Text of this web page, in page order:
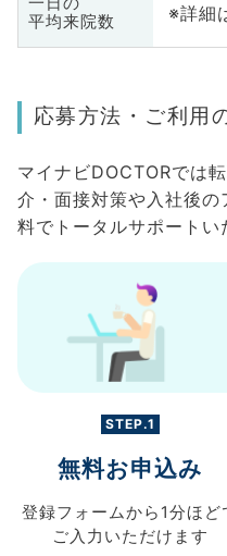
平均来院数
※詳細
応募方法・ご利用
マイナビDOCTORでは
介・面接対策や入社後
料でトータルサポートい
STEP.1
無料お申込み
登録フォームから 1分ほど
ご入力 いただけます